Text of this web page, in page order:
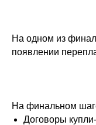
На одном из
появлении
На финальном
Договоры